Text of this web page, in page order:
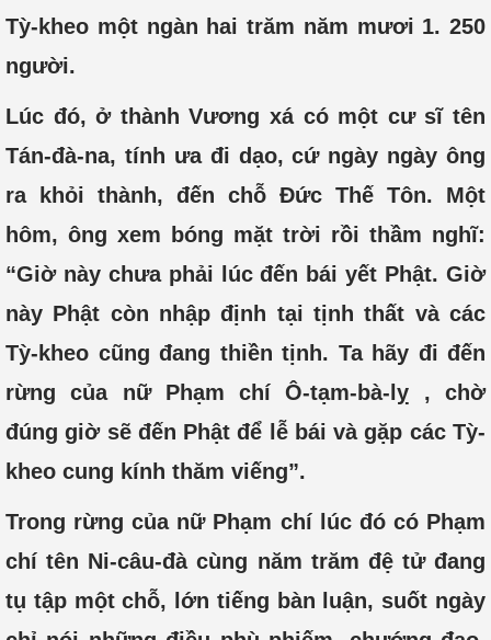
Tỳ-kheo một ngàn hai trăm năm mươi 1. 250
người.
Lúc đó, ở thành Vương xá có một cư sĩ tên
Tán-đà-na, tính ưa đi dạo, cứ ngày ngày ông
ra khỏi thành, đến chỗ Ðức Thế Tôn. Một
hôm, ông xem bóng mặt trời rồi thầm nghĩ:
“Giờ này chưa phải lúc đến bái yết Phật. Giờ
này Phật còn nhập định tại tịnh thất và các
Tỳ-kheo cũng đang thiền tịnh. Ta hãy đi đến
rừng của nữ Phạm chí Ô-tạm-bà-lỵ , chờ
đúng giờ sẽ đến Phật để lễ bái và gặp các Tỳ-
kheo cung kính thăm viếng”.
Trong rừng của nữ Phạm chí lúc đó có Phạm
chí tên Ni-câu-đà cùng năm trăm đệ tử đang
tụ tập một chỗ, lớn tiếng bàn luận, suốt ngày